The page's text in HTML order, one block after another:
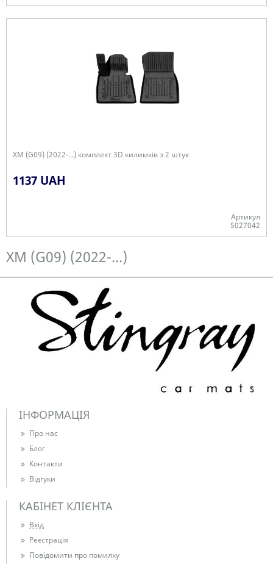
XM (G09) (2022-...) комплект 3D килимків з 2 штук
1137 UAH
Артикул
5027042
XM (G09) (2022-...)
ІНФОРМАЦІЯ
Про нас
Блог
Контакти
Відгуки
КАБІНЕТ КЛІЄНТА
Вхід
Реєстрація
Повідомити про помилку